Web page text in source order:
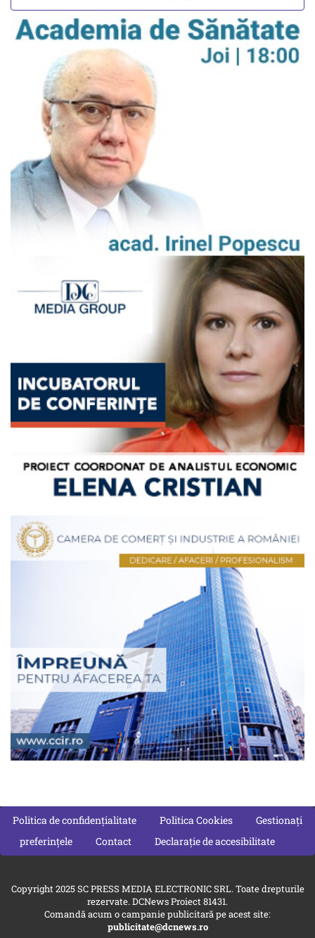
Politica de confidențialitate Politica Cookies
Gestionați
preferințele
Contact Declarație de accesibilitate
Copyright 2025 SC PRESS MEDIA ELECTRONIC SRL. Toate drepturile
rezervate. DCNews Proiect 81431.
Comandă acum o campanie publicitară pe acest site:
publicitate@dcnews.ro